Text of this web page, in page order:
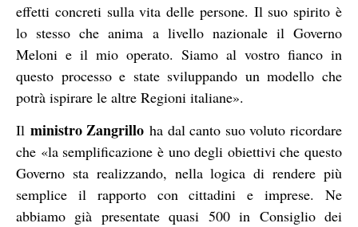
effetti concreti sulla vita delle persone. Il suo spirito è
lo stesso che anima a livello nazionale il Governo
Meloni e il mio operato. Siamo al vostro fianco in
questo processo e state sviluppando un modello che
potrà ispirare le altre Regioni italiane».
Il ministro Zangrillo ha dal canto suo voluto ricordare
che «la semplificazione è uno degli obiettivi che questo
Governo sta realizzando, nella logica di rendere più
semplice il rapporto con cittadini e imprese. Ne
abbiamo già presentate quasi 500 in Consiglio dei